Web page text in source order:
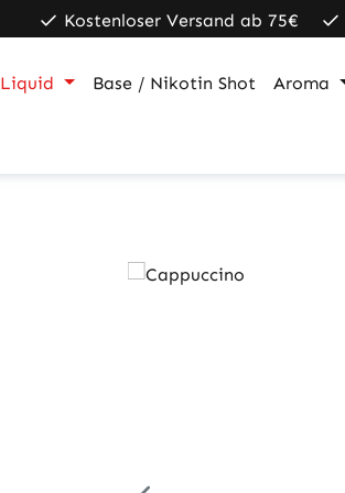
Kostenloser Versand ab 75€
Liquid Base / Nikotin Shot Aroma